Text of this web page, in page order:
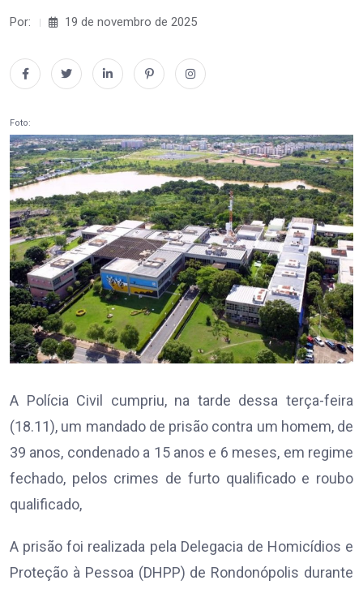
Por: 19 de novembro de 2025
Foto:
A Polícia Civil cumpriu, na tarde dessa terça-feira
(18.11), um mandado de prisão contra um homem, de
39 anos, condenado a 15 anos e 6 meses, em regime
fechado, pelos crimes de furto qualificado e roubo
qualificado,
A prisão foi realizada pela Delegacia de Homicídios e
Proteção à Pessoa (DHPP) de Rondonópolis durante